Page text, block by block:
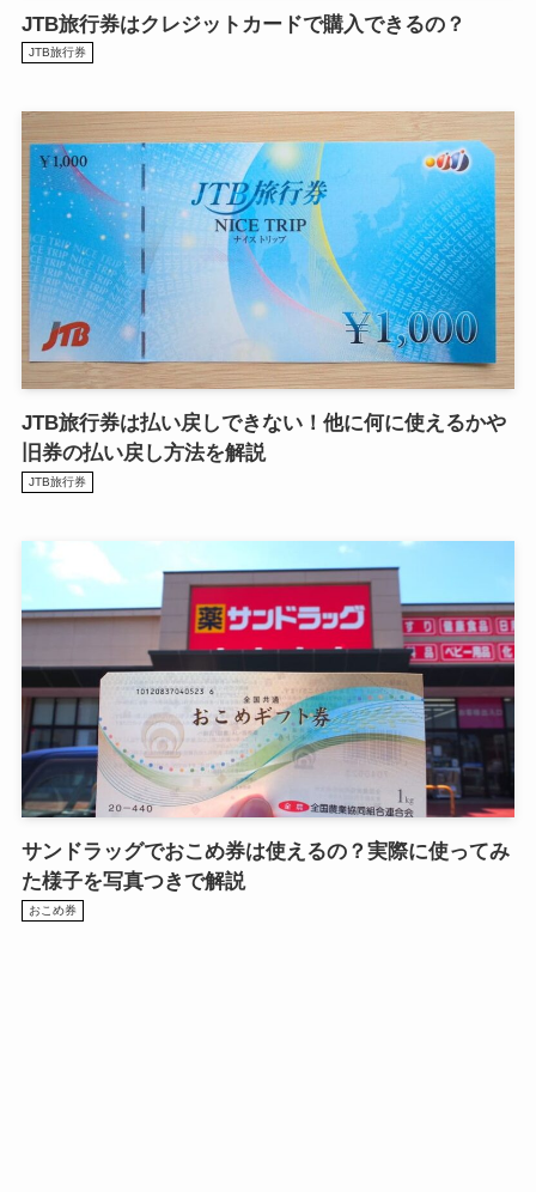
JTB旅行券はクレジットカードで購入できるの？
JTB旅行券
JTB旅行券は払い戻しできない！他に何に使えるかや
旧券の払い戻し方法を解説
JTB旅行券
サンドラッグでおこめ券は使えるの？実際に使ってみ
た様子を写真つきで解説
おこめ券